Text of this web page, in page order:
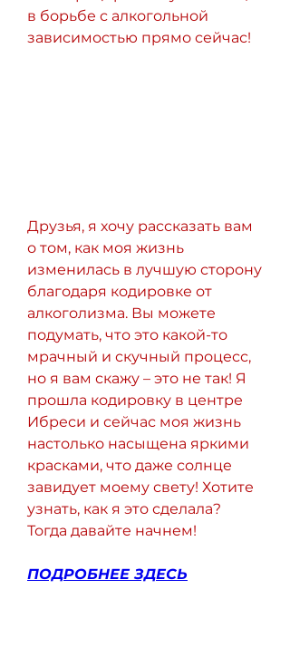
в борьбе с алкогольной
зависимостью прямо сейчас!
Друзья, я хочу рассказать вам
о том, как моя жизнь
изменилась в лучшую сторону
благодаря кодировке от
алкоголизма. Вы можете
подумать, что это какой-то
мрачный и скучный процесс,
но я вам скажу – это не так! Я
прошла кодировку в центре
Ибреси и сейчас моя жизнь
настолько насыщена яркими
красками, что даже солнце
завидует моему свету! Хотите
узнать, как я это сделала?
Тогда давайте начнем!
ПОДРОБНЕЕ ЗДЕСЬ